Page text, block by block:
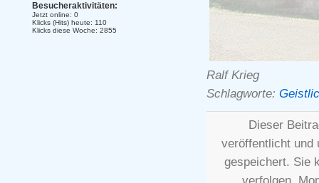
Ralf Krieg
Schlagworte:
Dieser
veröffentlicht und
gespeichert. Sie
verfolgen.
Besucheraktivitäten:
Jetzt online: 0
Klicks (Hits) heute: 110
Klicks diese Woche: 2855